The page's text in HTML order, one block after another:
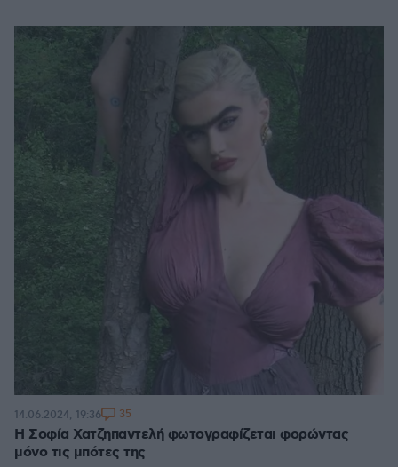
Η Σοφία Χατζηπαντελή φωτογραφίζεται φορώντας
μόνο τις μπότες της
14.06.2024, 19:36 35